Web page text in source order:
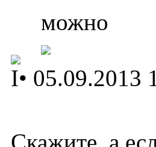
можно
I• 05.09.2013